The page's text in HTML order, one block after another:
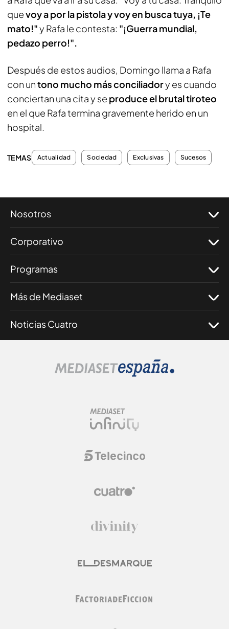
quevoy a por la pistola y voy en busca tuya, ¡Te
mato!"y Rafa le contesta: "¡Guerra mundial,
pedazo perro!".
Después de estos audios, Domingo llama a Rafa
con untono mucho más conciliadory es cuando
conciertan una cita y se produce el brutal tiroteo
en el que Rafa termina gravemente herido en un
hospital.
TEMAS Actualidad Sociedad Exclusivas Sucesos
Nosotros
Corporativo
Programas
Más de Mediaset
Noticias Cuatro